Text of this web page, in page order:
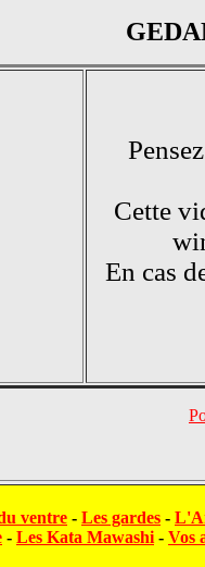
Cette
En cas
ventre - Les gardes -
- Les Kata Mawashi - Vos